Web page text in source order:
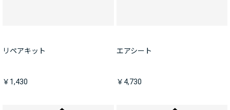
リペアキット
￥1,430
エアシート
￥4,730